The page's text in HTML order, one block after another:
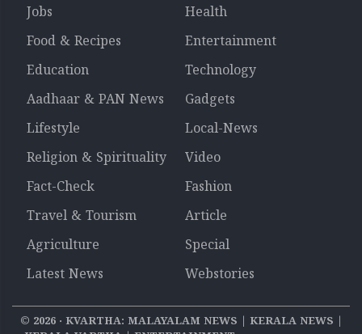
Jobs
Health
Food & Recipes
Entertainment
Education
Technology
Aadhaar & PAN News
Gadgets
Lifestyle
Local-News
Religion & Spirituality
Video
Fact-Check
Fashion
Travel & Tourism
Article
Agriculture
Special
Latest News
Webstories
© 2026‧ KVARTHA: MALAYALAM NEWS | KERALA NEWS |